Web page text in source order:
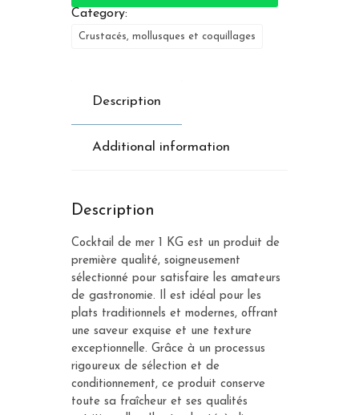
Category:
Crustacés, mollusques et coquillages
Description
Additional information
Description
Cocktail de mer 1 KG est un produit de
première qualité, soigneusement
sélectionné pour satisfaire les amateurs
de gastronomie. Il est idéal pour les
plats traditionnels et modernes, offrant
une saveur exquise et une texture
exceptionnelle. Grâce à un processus
rigoureux de sélection et de
conditionnement, ce produit conserve
toute sa fraîcheur et ses qualités